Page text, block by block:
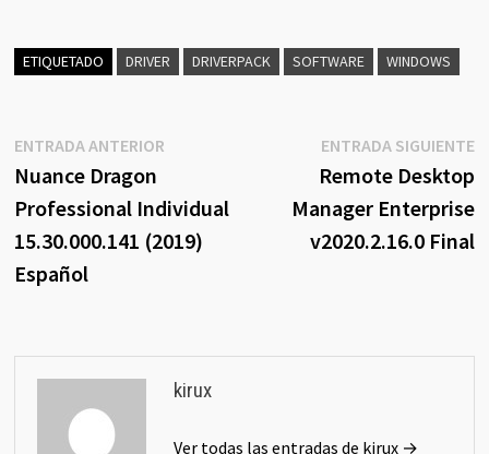
ETIQUETADO DRIVER DRIVERPACK SOFTWARE WINDOWS
Navegación
de
entradas
ENTRADA ANTERIOREntrada
Nuance Dragon
Professional Individual
15.30.000.141 (2019)
Español
ENTRADA SIGUIENTE
Remote Desktop
Manager Enterprise
v2020.2.16.0 Final
kirux
Ver todas las entradas de kirux →